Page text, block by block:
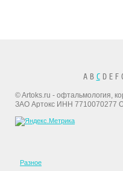
A B CD E F
© Artoks.ru - офтальмология,
ЗАО Артокс ИНН 7710070277
Разное